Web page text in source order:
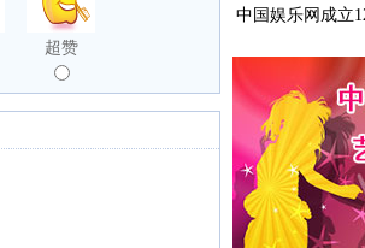
超赞